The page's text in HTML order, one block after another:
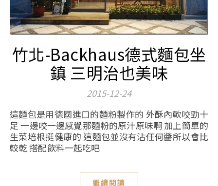
竹北-Backhaus德式麵包坐
鎮 三明治也美味
2015-12-24
這麵包是用德國進口的麵粉製作的 外酥內軟咬勁十
足 一邊咬一邊感覺那麵粉的原汁原味啊 加上簡單的
生菜培根挺健康的 這麵包並沒有沾任何醬所以會比
較乾 搭配飲料一起吃吧
繼續閱讀